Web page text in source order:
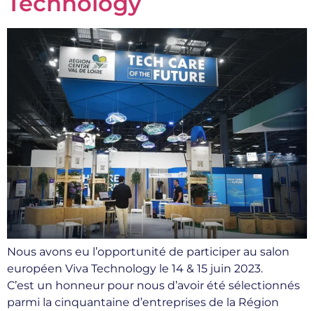
Nous avons eu l’opportunité de participer au salon
européen Viva Technology le 14 & 15 juin 2023.
C’est un honneur pour nous d’avoir été sélectionnés
parmi la cinquantaine d’entreprises de la Région